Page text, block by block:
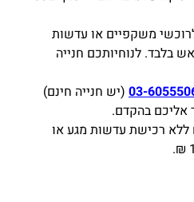
משקפיים או עדשות
בלבד. לנוחיותכם חנייה
03- (יש חנייה חינם)
אליכם בהקדם.
רכישת עדשות מגע או